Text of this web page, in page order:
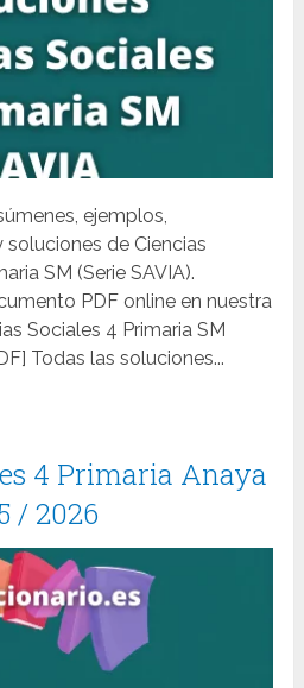
ejemplos,
de Ciencias
SM (Serie SAVIA).
PDF online en nuestra
Sociales 4 Primaria SM
Todas las soluciones...
4 Primaria Anaya
/ 2026